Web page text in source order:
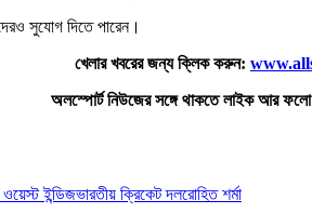
সুযোগ দিতে পারেন।
খেলার খবরের জন্য ক্লিক করুন:
অলস্পোর্ট নিউজের সঙ্গে থাকতে লাইক আর
ইন্ডিজভারতীয় ক্রিকেট দলরোহিত শর্মা